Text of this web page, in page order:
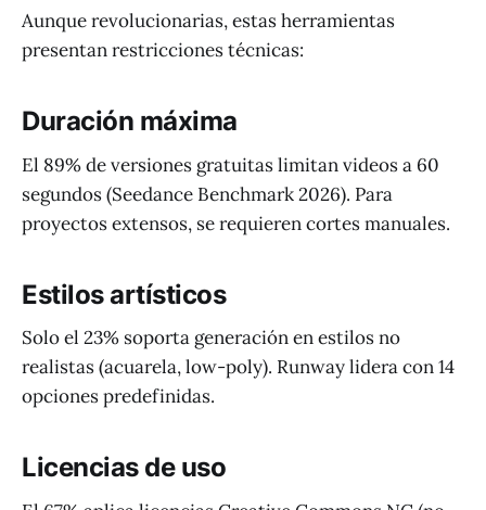
Aunque revolucionarias, estas herramientas
presentan restricciones técnicas:
Duración máxima
El 89% de versiones gratuitas limitan videos a 60
segundos (Seedance Benchmark 2026). Para
proyectos extensos, se requieren cortes manuales.
Estilos artísticos
Solo el 23% soporta generación en estilos no
realistas (acuarela, low-poly). Runway lidera con 14
opciones predefinidas.
Licencias de uso